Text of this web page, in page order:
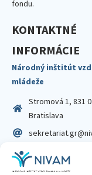
fondu.
KONTAKTNÉ
INFORMÁCIE
Národný inštitút
mládeže
Stromová 1, 831
Bratislava
IČO: 00164348
DIČ: 2020798714